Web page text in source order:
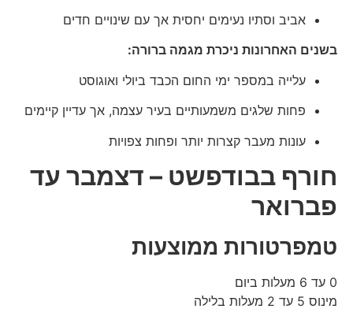
אביב וסתיו נעימים יחסית אך עם שינויים חדים
בשנים האחרונות ניכרת מגמה ברורה:
עלייה במספר ימי החום הכבד ביולי ואוגוסט
פחות שלגים משמעותיים בעיר עצמה, אך עדיין קיימים
עונות מעבר קצרות יותר ופחות צפויות
חורף בבודפשט – דצמבר עד
פברואר
טמפרטורות ממוצעות
0 עד 6 מעלות ביום
מינוס 5 עד 2 מעלות בלילה